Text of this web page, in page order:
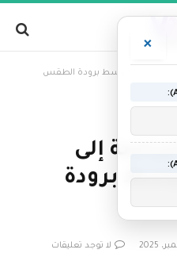
التاسعة صباحاً وسط برودة الطقس
إلى
وسط برودة
لا توجد تعليقات
×